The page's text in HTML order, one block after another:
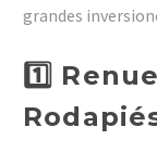
grandes
1️⃣